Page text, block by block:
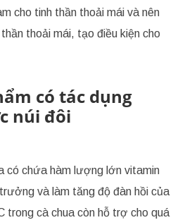
cho tinh thần thoải mái và nên
thoải mái, tạo điều kiện cho
có tác dụng
núi đôi
có chứa hàm lượng lớn vitamin
và làm tăng độ đàn hồi của
trong cà chua còn hỗ trợ cho quá